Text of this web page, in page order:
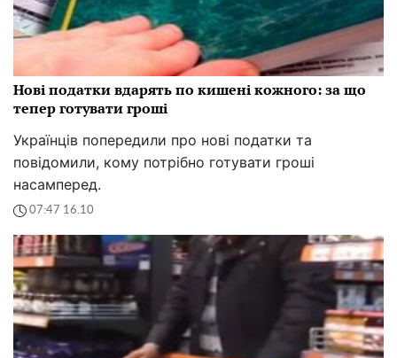
Нові податки вдарять по кишені кожного: за що
тепер готувати гроші
Українців попередили про нові податки та
повідомили, кому потрібно готувати гроші
насамперед.
07:47 16.10